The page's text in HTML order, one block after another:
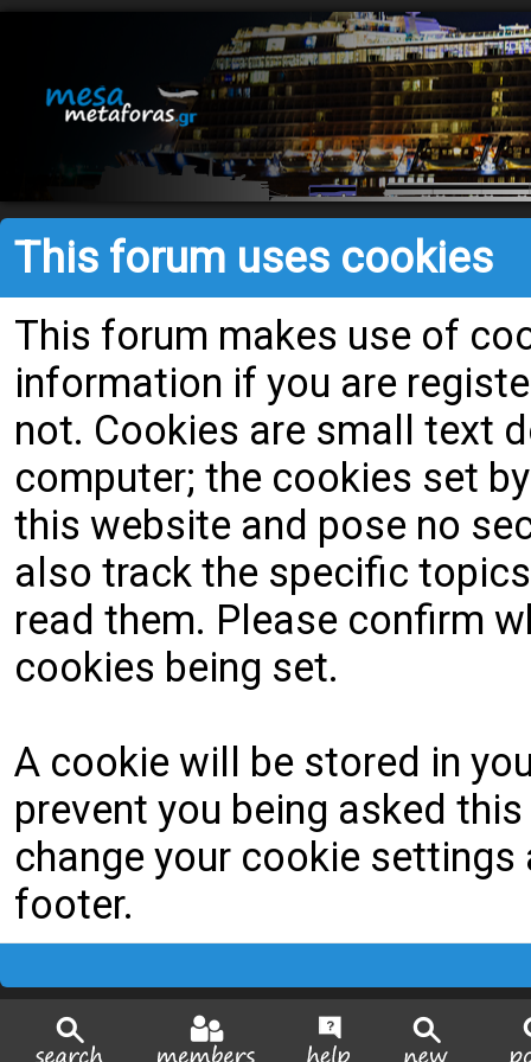
This forum uses cookies
This forum makes use of
information if you are
not. Cookies are small text
computer; the cookies set
this website and pose no
also track the specific
read them. Please confirm
cookies being set.
A cookie will be stored in
prevent you being asked
change your cookie
footer.